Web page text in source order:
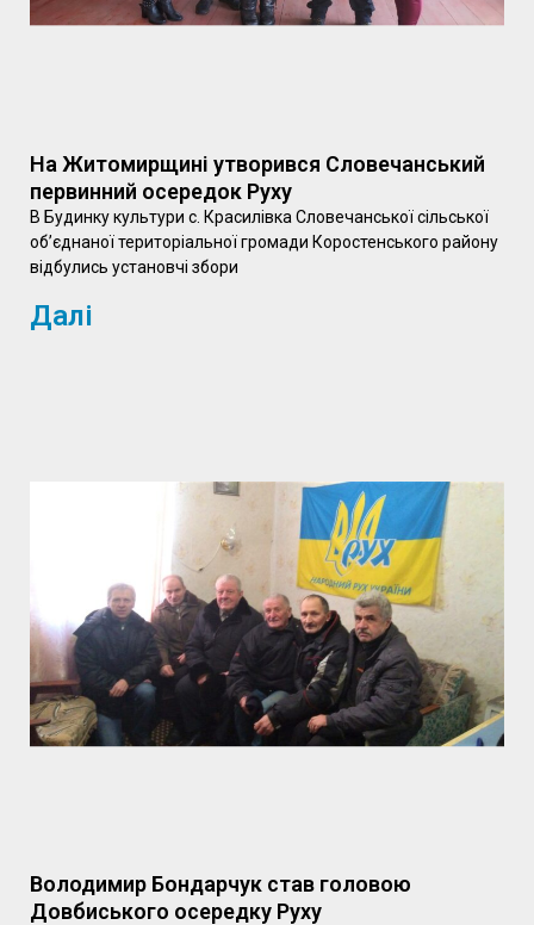
На Житомирщині утворився Словечанський
первинний осередок Руху
В Будинку культури с. Красилівка Словечанської сільської
об’єднаної територіальної громади Коростенського району
відбулись установчі збори
Далі
Володимир Бондарчук став головою
Довбиського осередку Руху